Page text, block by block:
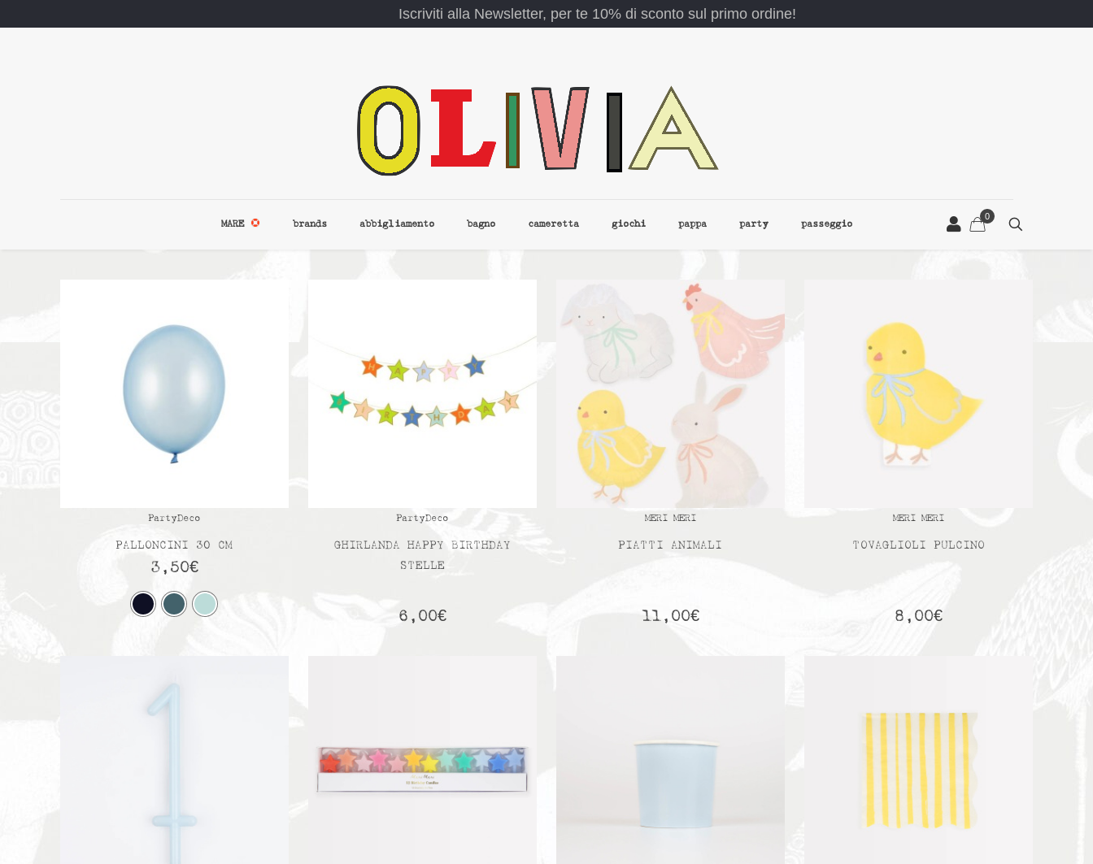
Iscriviti alla Newsletter, per te 10% di sconto sul primo ordine!
MARE brands abbigliamento bagno cameretta giochi pappa party passeggio
0
PartyDeco
PALLONCINI 30 CM
3,50€
PartyDeco
GHIRLANDA HAPPY BIRTHDAY
STELLE
6,00€
MERI MERI
PIATTI ANIMALI
11,00€
MERI MERI
TOVAGLIOLI PULCINO
8,00€